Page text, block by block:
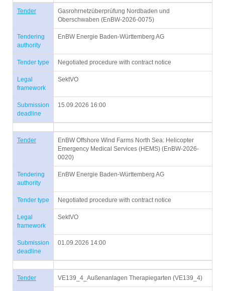
Tender
Gasrohrnetzüberprüfung Nordbaden und
Oberschwaben (EnBW-2026-0075)
Tendering
authority
EnBW Energie Baden-Württemberg AG
Tender type Negotiated procedure with contract notice
Legal
framework
SektVO
Submission
deadline
15.09.2026 16:00
Tender
EnBW Offshore Wind Farms North Sea: Helicopter
Emergency Medical Services (HEMS) (EnBW-2026-
0020)
Tendering
authority
EnBW Energie Baden-Württemberg AG
Tender type Negotiated procedure with contract notice
Legal
framework
SektVO
Submission
deadline
01.09.2026 14:00
Tender VE139_4_Außenanlagen Therapiegarten (VE139_4)